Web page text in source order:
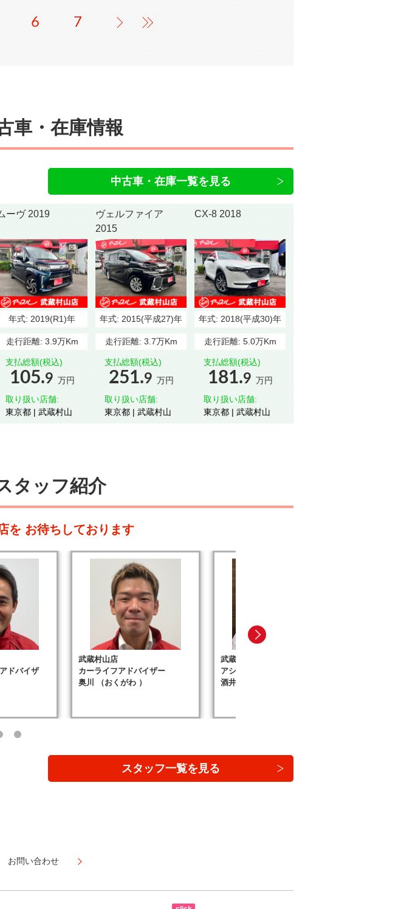
6 7
車・在庫情報
中古車・在庫一覧を見る
ムーヴ 2019
年式: 2019(R1)年
走行距離: 3.9万Km
支払総額(税込)
105.9 万円
取り扱い店舗:
東京都 | 武蔵村山
ヴェルファイア
2015
年式: 2015(平成27)年
走行距離: 3.7万Km
支払総額(税込)
251.9 万円
取り扱い店舗:
東京都 | 武蔵村山
CX-8 2018
年式: 2018(平成30)年
走行距離: 5.0万Km
支払総額(税込)
181.9 万円
取り扱い店舗:
東京都 | 武蔵村山
タッフ紹介
を お待ちしております
ドバイザ
武蔵村山店
カーライフアドバイザー
奥川 （おくがわ ）
武蔵村山店
アシスタント
酒井（さかい）
スタッフ一覧を見る
お問い合わせ